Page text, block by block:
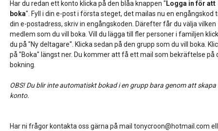
Har du redan ett konto klicka på den blåa knappen " Logga in för att
boka". Fyll i din e-post i första steget, det mailas nu en engångskod
din e-postadress, skriv in engångskoden. Därefter får du välja vilken
medlem som du vill boka. Vill du lägga till fler personer i familjen
du på "Ny deltagare". Klicka sedan på den grupp som du vill boka.
på "Boka" längst ner. Du kommer att få ett mail som bekräftelse på
bokning.
OBS! Du blir inte automatiskt bokad i en grupp bara genom att skapa
konto.
Har ni frågor kontakta oss gärna på mail tonycroon@hotmail.com